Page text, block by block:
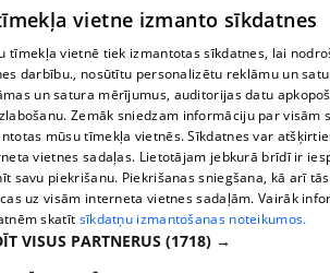
noteikumi
Komentāru pievienošana
TV programma
Līguma noteikumi
360 Ziņu kontakti
Helio Media
Portāla palīdzības dienests: e-pasts -
vietne izmanto sīkdatnes
tīmekļa vietnē tiek izmantotas sīkdatnes, lai
darbību., nosūtītu personalizētu reklāmu un
un satura mērījumus, auditorijas datu
Zemāk sniedzam informāciju par visām
mūsu tīmekļa vietnēs. Sīkdatnes var
vietnes sadaļas. Lietotājam jebkurā brīdī ir
savu piekrišanu. Piekrišanas sniegšana, kā arī
uz visām interneta vietnes sadaļām. Vairāk
skatīt sīkdatņu izmantošanas noteikumos.
VISUS PARTNERUS (1718) →